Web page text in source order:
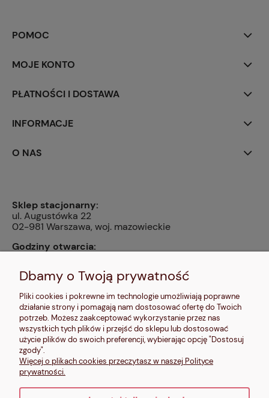
POMOC
MOJE KONTO
PŁATNOŚCI I DOSTAWA
INFORMACJE
O NAS
Sklep stacjonarny:
ul. Augustówka 22
02-981 Warszawa, woj. mazowieckie
Godziny otwarcia:
13:00, nd: nieczynne
604 680 566,
kontakt@makalele.pl;makalele@poczta.fm
Adres rejestrowy:
ul. Bartycka 63A/32
00-716 Warszawa
NIP: 6621635689
Dbamy o Twoją prywatność
Pliki cookies i pokrewne im technologie umożliwiają poprawne
działanie strony i pomagają nam dostosować ofertę do Twoich
potrzeb. Możesz zaakceptować wykorzystanie przez nas
wszystkich tych plików i przejść do sklepu lub dostosować
użycie plików do swoich preferencji, wybierając opcję "Dostosuj
zgody".
Więcej o plikach cookies przeczytasz w naszej Polityce
prywatności.